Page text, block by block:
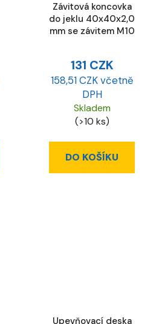
Závitová koncovka
do jeklu 40x40x2,0
mm se závitem M10
131 CZK
158,51 CZK včetně
DPH
Skladem
(>10 ks)
DO KOŠÍKU
Upevňovací deska